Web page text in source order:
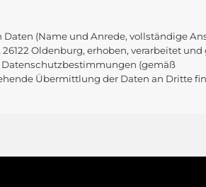
(Name und Anrede, vollständige
Oldenburg, erhoben, verarbeitet
(gemäß
Übermittlung der Daten an Dritte